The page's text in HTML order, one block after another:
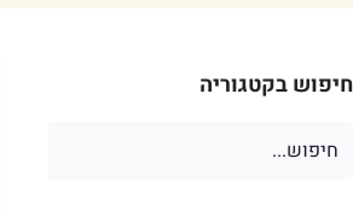
חיפוש בקטגוריה